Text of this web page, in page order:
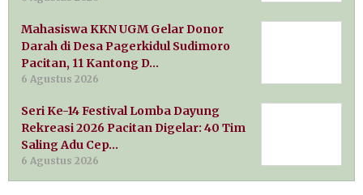
Mahasiswa KKN UGM Gelar Donor
Darah di Desa Pagerkidul Sudimoro
Pacitan, 11 Kantong D…
6 Agustus 2026
Seri Ke-14 Festival Lomba Dayung
Rekreasi 2026 Pacitan Digelar: 40 Tim
Saling Adu Cep…
6 Agustus 2026